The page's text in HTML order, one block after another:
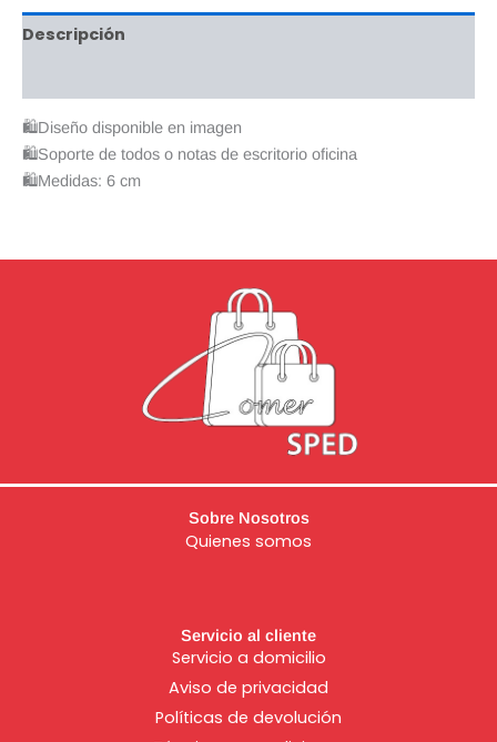
Descripción
🛍Diseño disponible en imagen
🛍Soporte de todos o notas de escritorio oficina
🛍Medidas: 6 cm
Sobre Nosotros
Quienes somos
Servicio al cliente
Servicio a domicilio
Aviso de privacidad
Políticas de devolución